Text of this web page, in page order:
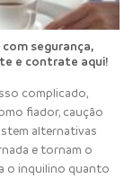
segurança,
e contrate aqui!
complicado,
fiador, caução
alternativas
e tornam o
o inquilino quanto